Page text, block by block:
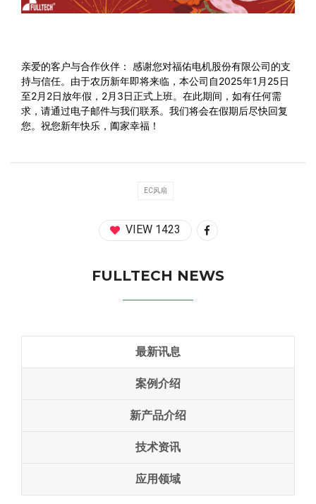
亲爱的客户与合作伙伴： 感谢您对福佑电机股份有限公司的支
持与信任。由于农历新年即将来临，本公司自2025年1月25日
至2月2日放年假，2月3日正式上班。在此期间，如有任何需
求，请通过电子邮件与我们联系。我们将会在假期后尽快回复
您。祝您新年快乐，阖家幸福！
EC风扇
VIEW 1423
FULLTECH NEWS
最新讯息
案例介绍
新产品介绍
技术资讯
应用领域